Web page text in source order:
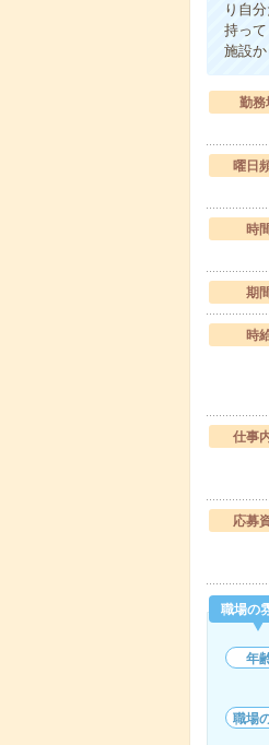
り自
持っ
施設
勤務
曜日
時間
期間
時
仕事
応募
職場の
年
職場